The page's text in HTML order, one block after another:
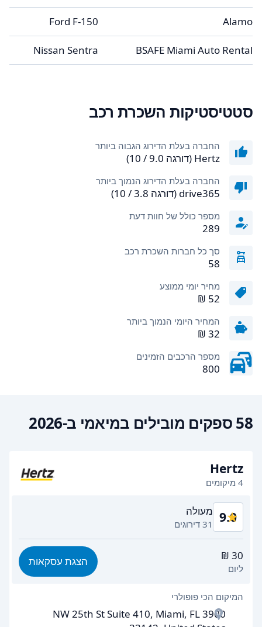
Alamo
Ford F-150
BSAFE Miami Auto Rental
Nissan Sentra
סטטיסטיקות השכרת רכב
החברה בעלת הדירוג הגבוה ביותר
Hertz (דורגה 9.0 / 10)
החברה בעלת הדירוג הנמוך ביותר
drive365 (דורגה 3.8 / 10)
מספר כולל של חוות דעת
289
סך כל חברות השכרת רכב
58
מחיר יומי ממוצע
המחיר היומי הנמוך ביותר
מספר הרכבים הזמינים
800
58 ספקים מובילים במיאמי ב-2026
Hertz
4 מיקומים
9.0 מעולה
31 דירוגים
8.5
קלות מציאה 9.2
יעילות הסוכן
מהירות איסוף הרכב
ליום
הצגת עסקאות
המיקום הכי פופולרי
3900 NW 25th St Suite 410, Miami, FL